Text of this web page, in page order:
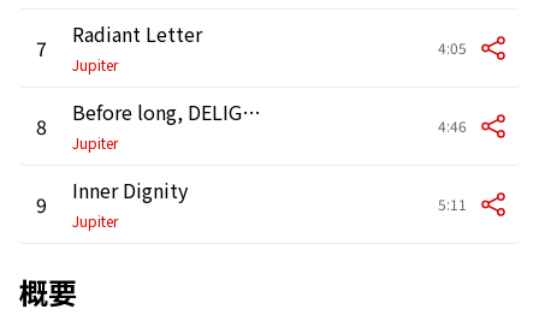
7 Radiant Letter
Jupiter
4:05
8 Before long, DELIGHT
Jupiter
4:46
9 Inner Dignity
Jupiter
5:11
概要